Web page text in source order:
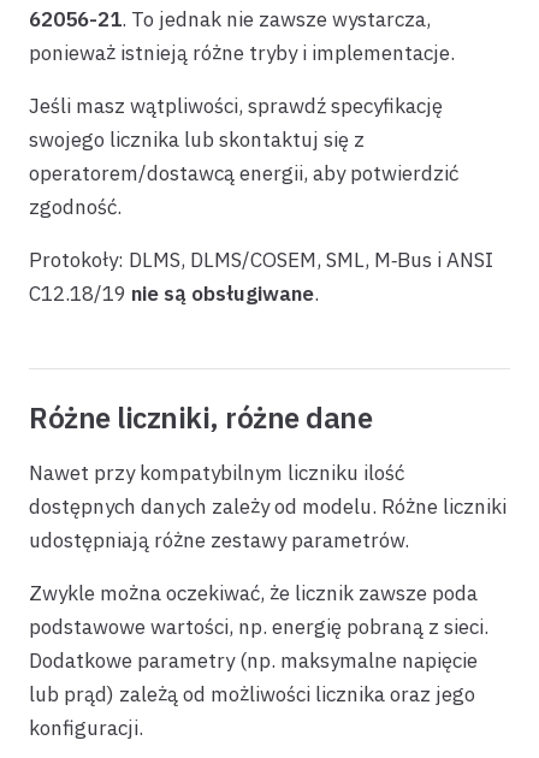
62056-21. To jednak nie zawsze wystarcza,
ponieważ istnieją różne tryby i implementacje.
Jeśli masz wątpliwości, sprawdź specyfikację
swojego licznika lub skontaktuj się z
operatorem/dostawcą energii, aby potwierdzić
zgodność.
Protokoły: DLMS, DLMS/COSEM, SML, M‑Bus i ANSI
C12.18/19 nie są obsługiwane.
Różne liczniki, różne dane
Nawet przy kompatybilnym liczniku ilość
dostępnych danych zależy od modelu. Różne liczniki
udostępniają różne zestawy parametrów.
Zwykle można oczekiwać, że licznik zawsze poda
podstawowe wartości, np. energię pobraną z sieci.
Dodatkowe parametry (np. maksymalne napięcie
lub prąd) zależą od możliwości licznika oraz jego
konfiguracji.